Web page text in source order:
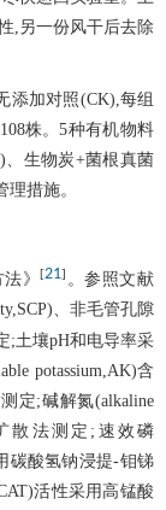
,另一份风干后去除
添加对照(CK),每组
株。5种有机物料
、生物炭+菌根真菌
措施。
法》[21] 。参照文献
、非毛管孔隙
;土壤pH和电导率采
potassium,AK)含
定;碱解氮(alkaline
散法测定;速效磷
碳酸氢钠浸提-钼锑
活性采用高锰酸